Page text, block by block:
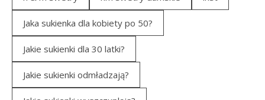
Jaka sukienka dla kobiety po 50?
Jakie sukienki dla 30 latki?
Jakie sukienki odmładzają?